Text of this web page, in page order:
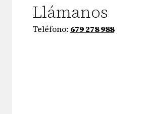
Llámanos
Teléfono: 679 278 988